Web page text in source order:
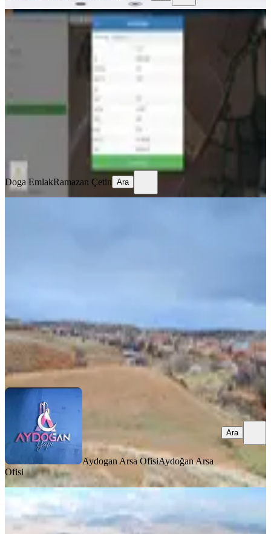
YENİ
Asfalt Yola Cephe | Ev Ve Çiftlik İçin
Uygun Yatırımlık Tarla
Şarkikaraağaç, Fele Köyü
9200 m²
160/m²
1.475.000 ₺
Ramazan Çetin
Ara
Doga EmlakRamazan Çetin Ara
Aydogan Arsa OfisiAydoğan Arsa Ofisi
Ara
Aydogan Arsa OfisiAydoğan Arsa
Ofisi
Ara
Isparta Yalvaç Çamharman Mah.
4821 M2 Ekilir Tarla Yolu Var